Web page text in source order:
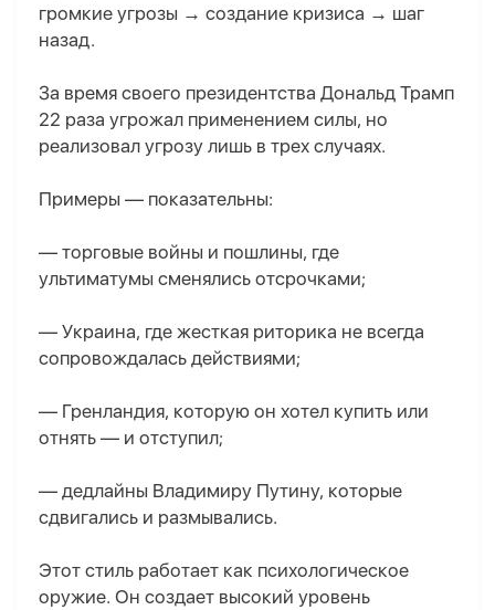
громкие угрозы → создание кризиса → шаг
назад.
За время своего президентства Дональд Трамп
22 раза угрожал применением силы, но
реализовал угрозу лишь в трех случаях.
Примеры — показательны:
— торговые войны и пошлины, где
ультиматумы сменялись отсрочками;
— Украина, где жесткая риторика не всегда
сопровождалась действиями;
— Гренландия, которую он хотел купить или
отнять — и отступил;
— дедлайны Владимиру Путину, которые
сдвигались и размывались.
Этот стиль работает как психологическое
оружие. Он создает высокий уровень